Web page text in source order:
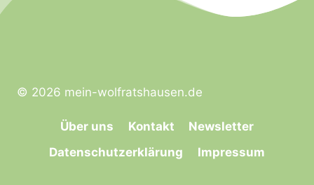
© 2026 mein-wolfratshausen.de
Über uns Kontakt
Newsletter
Datenschutzerklärung
Impressum